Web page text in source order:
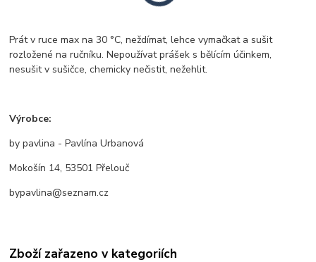
Prát v ruce max na 30 °C, neždímat, lehce vymačkat a sušit
rozložené na ručníku. Nepoužívat prášek s bělícím účinkem,
nesušit v sušičce, chemicky nečistit, nežehlit.
Výrobce:
by pavlina - Pavlína Urbanová
Mokošín 14, 53501 Přelouč
bypavlina@seznam.cz
Zboží zařazeno v kategoriích